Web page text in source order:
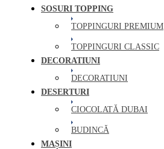
SOSURI TOPPING
TOPPINGURI PREMIUM
TOPPINGURI CLASSIC
DECORATIUNI
DECORATIUNI
DESERTURI
CIOCOLATĂ DUBAI
BUDINCĂ
MAȘINI